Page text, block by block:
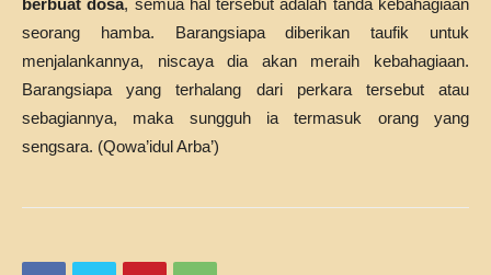
berbuat dosa, semua hal tersebut adalah tanda kebahagiaan
seorang hamba. Barangsiapa diberikan taufik untuk
menjalankannya, niscaya dia akan meraih kebahagiaan.
Barangsiapa yang terhalang dari perkara tersebut atau
sebagiannya, maka sungguh ia termasuk orang yang
sengsara. (Qowa’idul Arba’)